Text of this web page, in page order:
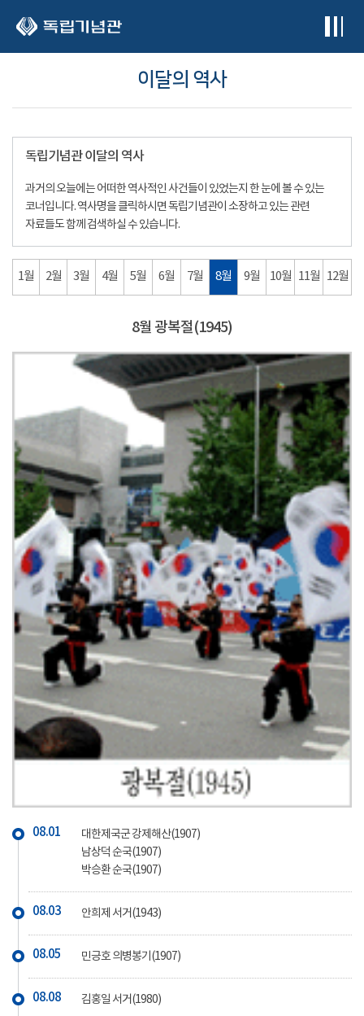
이달의 역사
독립기념관 이달의 역사
과거의 오늘에는 어떠한 역사적인 사건들이 있었는지 한 눈에 볼 수 있는
코너입니다. 역사명을 클릭하시면 독립기념관이 소장하고 있는 관련
자료들도 함께 검색하실 수 있습니다.
1월 2월 3월 4월 5월 6월 7월 8월 9월 10월 11월 12월
8월 광복절(1945)
08.01
대한제국군 강제해산(1907)
남상덕 순국(1907)
박승환 순국(1907)
08.03 안희제 서거(1943)
08.05 민긍호 의병봉기(1907)
08.08 김홍일 서거(1980)